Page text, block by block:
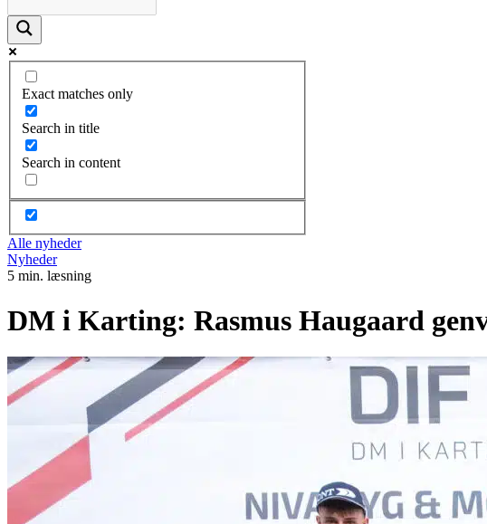
Exact matches only
Search in title
Search in content
Alle nyheder
Nyheder
5 min. læsning
DM i Karting: Rasmus Haugaard